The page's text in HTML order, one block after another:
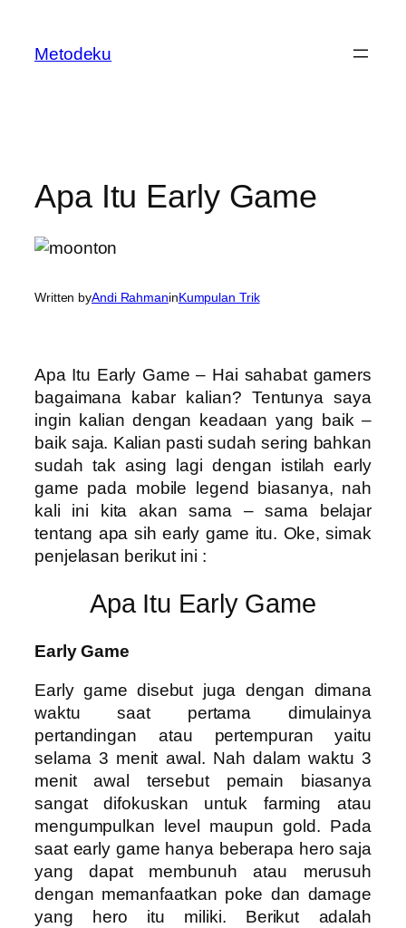
content
Metodeku
Apa Itu Early Game
Written byAndi RahmaninKumpulan Trik
Apa Itu Early Game – Hai sahabat gamers
bagaimana kabar kalian? Tentunya saya
ingin kalian dengan keadaan yang baik –
baik saja. Kalian pasti sudah sering bahkan
sudah tak asing lagi dengan istilah early
game pada mobile legend biasanya, nah
kali ini kita akan sama – sama belajar
tentang apa sih early game itu. Oke, simak
penjelasan berikut ini :
Apa Itu Early Game
Early Game
Early game disebut juga dengan dimana
waktu saat pertama dimulainya
pertandingan atau pertempuran yaitu
selama 3 menit awal. Nah dalam waktu 3
menit awal tersebut pemain biasanya
sangat difokuskan untuk farming atau
mengumpulkan level maupun gold. Pada
saat early game hanya beberapa hero saja
yang dapat membunuh atau merusuh
dengan memanfaatkan poke dan damage
yang hero itu miliki. Berikut adalah